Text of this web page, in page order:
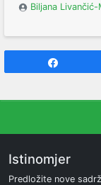
Biljana Livančić-
Istinomjer
Predložite nove